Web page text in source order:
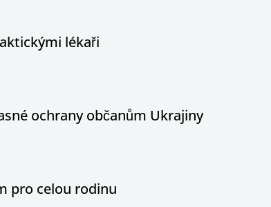
lékaři
ochrany občanům Ukrajiny
pro celou rodinu